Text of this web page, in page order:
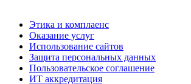
Этика и комплаенс
Оказание услуг
Использование сайтов
Защита персональных данных
Пользовательское соглашение
ИТ аккредитация